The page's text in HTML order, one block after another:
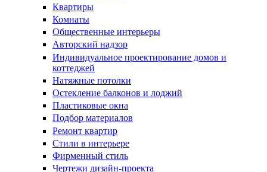
Квартиры
Комнаты
Общественные интерьеры
Авторский надзор
Индивидуальное проектирование домов и
коттеджей
Натяжные потолки
Остекление балконов и лоджий
Пластиковые окна
Подбор материалов
Ремонт квартир
Стили в интерьере
Фирменный стиль
Чертежи дизайн-проекта